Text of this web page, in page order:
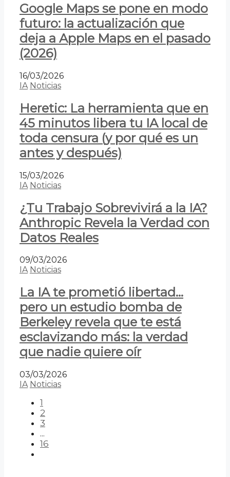
Google Maps se pone en modo
futuro: la actualización que
deja a Apple Maps en el pasado
(2026)
16/03/2026
IA Noticias
Heretic: La herramienta que en
45 minutos libera tu IA local de
toda censura (y por qué es un
antes y después)
15/03/2026
IA Noticias
¿Tu Trabajo Sobrevivirá a la IA?
Anthropic Revela la Verdad con
Datos Reales
09/03/2026
IA Noticias
La IA te prometió libertad…
pero un estudio bomba de
Berkeley revela que te está
esclavizando más: la verdad
que nadie quiere oír
03/03/2026
IA Noticias
1
2
3
...
16